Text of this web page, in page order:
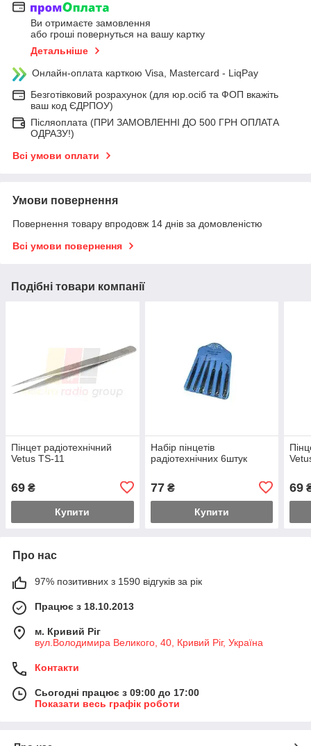
Ви отримаєте замовлення
або гроші повернуться на вашу картку
Детальніше
Онлайн-оплата карткою Visa, Mastercard - LiqPay
Безготівковий розрахунок (для юр.осіб та ФОП вкажіть
ваш код ЄДРПОУ)
Післяоплата (ПРИ ЗАМОВЛЕННІ ДО 500 ГРН ОПЛАТА
ОДРАЗУ!)
Всі умови оплати
Умови повернення
Повернення товару впродовж 14 днів за домовленістю
Всі умови повернення
Подібні товари компанії
Пінцет радіотехнічний
Vetus TS-11
69 ₴
Купити
Набір пінцетів
радіотехнічних 6штук
77₴
Купити
69
Про нас
97% позитивних з 1590 відгуків за рік
Працює з 18.10.2013
м. Кривий Ріг
вул.Володимира Великого, 40, Кривий Ріг, Україна
Контакти
Сьогодні працює з 09:00 до 17:00
Показати весь графік роботи